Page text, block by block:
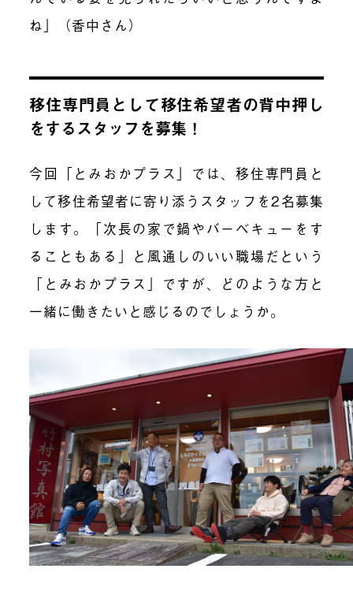
ね」（香中さん）
移住専門員として移住希望者の背中押し
をするスタッフを募集！
今回「とみおかプラス」では、移住専門員と
して移住希望者に寄り添うスタッフを2名募集
します。「次長の家で鍋やバーベキューをす
ることもある」と風通しのいい職場だという
「とみおかプラス」ですが、どのような方と
一緒に働きたいと感じるのでしょうか。